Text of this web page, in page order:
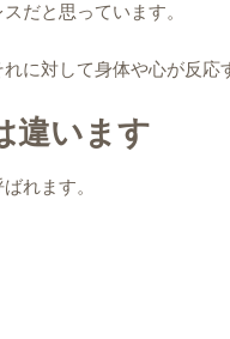
だと思っています。
に対して身体や心が反応
違います
れます。